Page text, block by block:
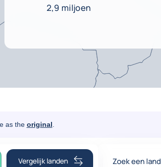
2,9 miljoen
as the original
Vergelijk landen Zoek een land